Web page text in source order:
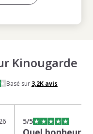
Kinougarde
Basé sur 3,2Kavis
5/5